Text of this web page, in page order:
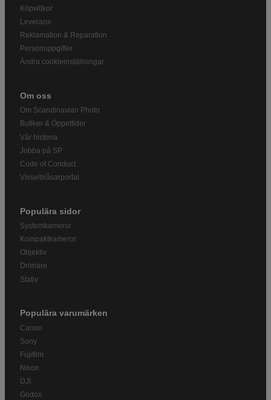
Köpvillkor
Leverans
Reklamation & Reparation
Personuppgifter
Ändra cookieinställningar
Om oss
Om Scandinavian Photo
Butiker & Öppettider
Vår historia
Jobba på SP
Code of Conduct
Visselblåsarportal
Populära sidor
Systemkameror
Kompaktkameror
Objektiv
Drönare
Stativ
Populära varumärken
Canon
Sony
Fujifilm
Nikon
DJI
Godox